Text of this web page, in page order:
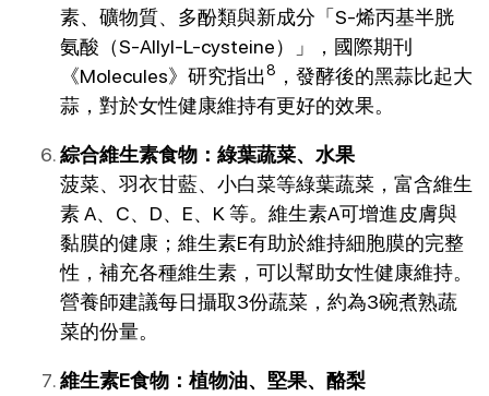
素、礦物質、多酚類與新成分「S-烯丙基半胱
氨酸（S-Allyl-L-cysteine）」，國際期刊
《Molecules》研究指出8 ，發酵後的黑蒜比起大
蒜，對於女性健康維持有更好的效果。
綜合維生素食物：綠葉蔬菜、水果
菠菜、羽衣甘藍、小白菜等綠葉蔬菜，富含維生
素 A、C、D、E、K 等。維生素A可增進皮膚與
黏膜的健康；維生素E有助於維持細胞膜的完整
性，補充各種維生素，可以幫助女性健康維持。
營養師建議每日攝取3份蔬菜，約為3碗煮熟蔬
菜的份量。
維生素E食物：植物油、堅果、酪梨